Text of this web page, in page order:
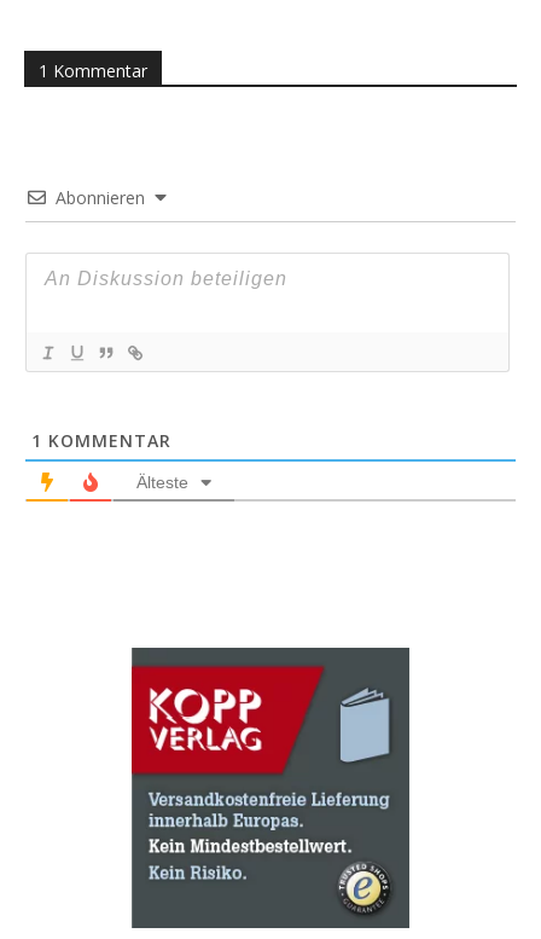
1 Kommentar
Abonnieren
1 KOMMENTAR
Älteste